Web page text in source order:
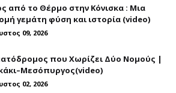
από το Θέρμο στην Κόνισκα : Μια
γεμάτη φύση και ιστορία (video)
09, 2026
που Χωρίζει Δύο Νομούς |
02, 2026